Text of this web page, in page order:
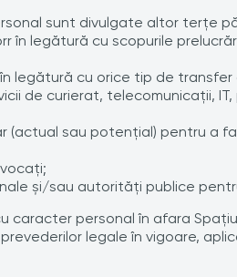
sunt divulgate altor terţe
în legătură cu scopurile
legătură cu orice tip de transfer
de curierat, telecomunicaţii,
(actual sau potenţial) pentru a
şi/sau autorităţi publice
caracter personal în afara
legale în vigoare,